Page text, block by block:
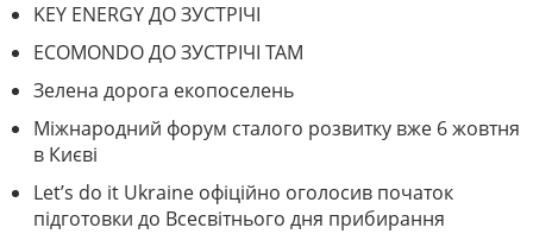
KEY ENERGY ДО ЗУСТРІЧІ
ECOMONDO ДО ЗУСТРІЧІ ТАМ
Зелена дорога екопоселень
Міжнародний форум сталого розвитку вже 6 жовтня
в Києві
Let’s do it Ukraine офіційно оголосив початок
підготовки до Всесвітнього дня прибирання